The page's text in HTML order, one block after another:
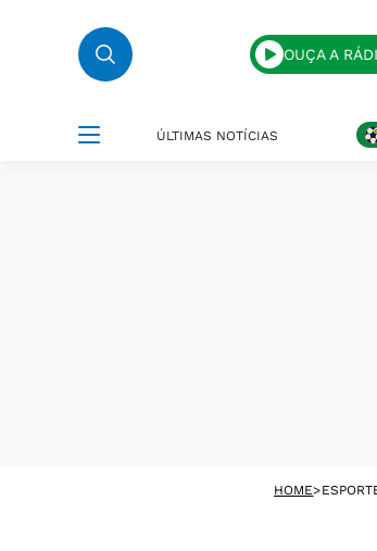
OUÇA A
ÚLTIMAS NOTÍCIAS
HOME>